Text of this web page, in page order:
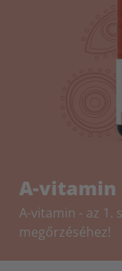
A-vitamin
A-vitamin - az 1.
megőrzéséhez!